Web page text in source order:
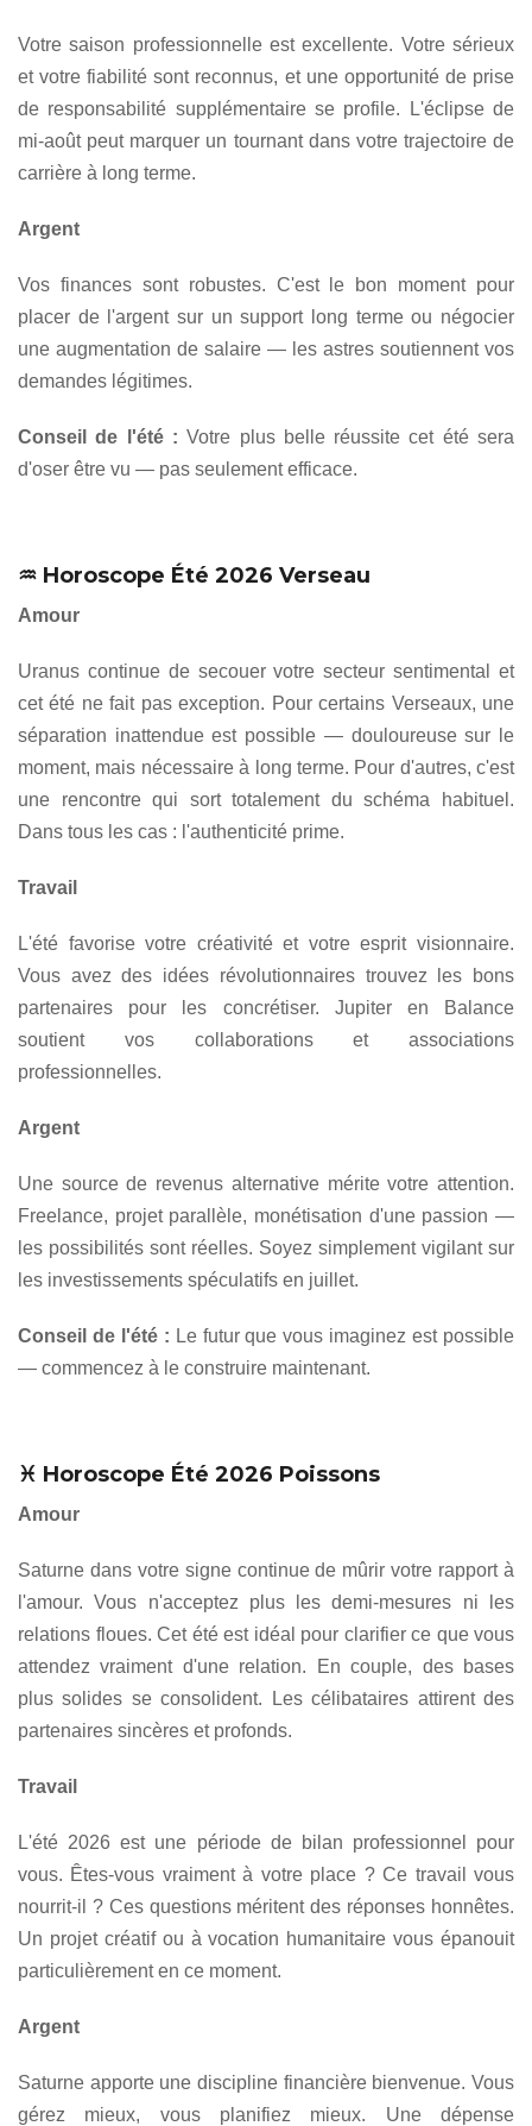
Votre saison professionnelle est excellente. Votre sérieux
et votre fiabilité sont reconnus, et une opportunité de prise
de responsabilité supplémentaire se profile. L'éclipse de
mi-août peut marquer un tournant dans votre trajectoire de
carrière à long terme.
Argent
Vos finances sont robustes. C'est le bon moment pour
placer de l'argent sur un support long terme ou négocier
une augmentation de salaire — les astres soutiennent vos
demandes légitimes.
Conseil de l'été : Votre plus belle réussite cet été sera
d'oser être vu — pas seulement efficace.
♒ Horoscope Été 2026 Verseau
Amour
Uranus continue de secouer votre secteur sentimental et
cet été ne fait pas exception. Pour certains Verseaux, une
séparation inattendue est possible — douloureuse sur le
moment, mais nécessaire à long terme. Pour d'autres, c'est
une rencontre qui sort totalement du schéma habituel.
Dans tous les cas : l'authenticité prime.
Travail
L'été favorise votre créativité et votre esprit visionnaire.
Vous avez des idées révolutionnaires trouvez les bons
partenaires pour les concrétiser. Jupiter en Balance
soutient vos collaborations et associations
professionnelles.
Argent
Une source de revenus alternative mérite votre attention.
Freelance, projet parallèle, monétisation d'une passion —
les possibilités sont réelles. Soyez simplement vigilant sur
les investissements spéculatifs en juillet.
Conseil de l'été : Le futur que vous imaginez est possible
— commencez à le construire maintenant.
♓ Horoscope Été 2026 Poissons
Amour
Saturne dans votre signe continue de mûrir votre rapport à
l'amour. Vous n'acceptez plus les demi-mesures ni les
relations floues. Cet été est idéal pour clarifier ce que vous
attendez vraiment d'une relation. En couple, des bases
plus solides se consolident. Les célibataires attirent des
partenaires sincères et profonds.
Travail
L'été 2026 est une période de bilan professionnel pour
vous. Êtes-vous vraiment à votre place ? Ce travail vous
nourrit-il ? Ces questions méritent des réponses honnêtes.
Un projet créatif ou à vocation humanitaire vous épanouit
particulièrement en ce moment.
Argent
Saturne apporte une discipline financière bienvenue. Vous
gérez mieux, vous planifiez mieux. Une dépense